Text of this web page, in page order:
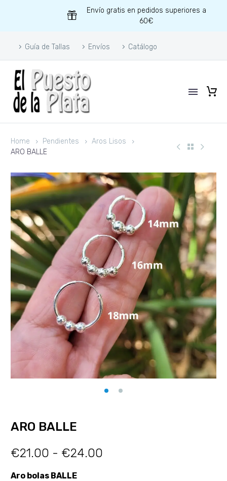
Envío gratis en pedidos superiores a
60€
Guía de Tallas Envíos Catálogo
Home Pendientes
Aros Lisos
ARO BALLE
ARO BALLE
€21.00 - €24.00
Aro bolas BALLE